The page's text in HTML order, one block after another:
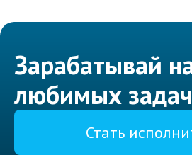
Зарабатывай
любимых
Стать